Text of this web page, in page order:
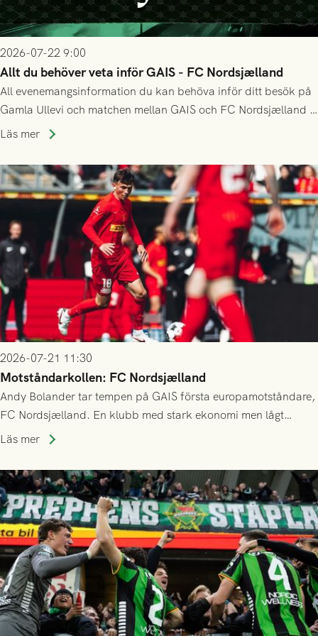
2026-07-22 9:00
Allt du behöver veta inför GAIS - FC Nordsjælland
All evenemangsinformation du kan behöva inför ditt besök på
Gamla Ullevi och matchen mellan GAIS och FC Nordsjælland i
kvalet till Conference League! Avspark kl 19.00 på torsdag
Läs mer
2026-07-21 11:30
Motståndarkollen: FC Nordsjælland
Andy Bolander tar tempen på GAIS första europamotståndare,
FC Nordsjælland. En klubb med stark ekonomi men lågt
publiksnitt, ett lag med både kollektiv styrka och individuell
Läs mer